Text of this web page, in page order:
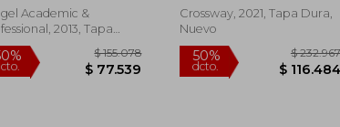
Academic &
2013, Tapa
Nuevo
Crossway, 2021, Tapa Dura,
Nuevo